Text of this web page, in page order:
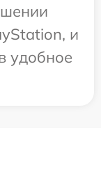
и
удобное